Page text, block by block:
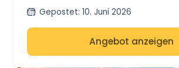
Gepostet: 10. Juni 2026
Angebot anzeigen